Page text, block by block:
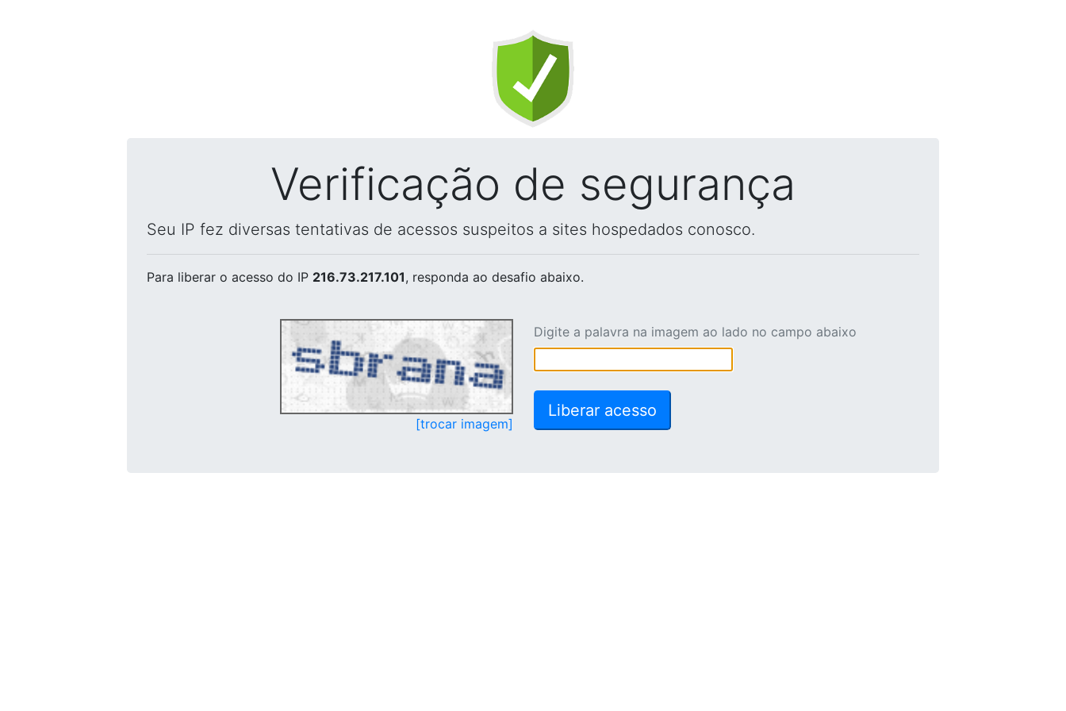
Verificação de segurança
Seu IP fez diversas tentativas de acessos suspeitos a sites hospedados conosco.
Para liberar o acesso do IP 216.73.217.101, responda ao desafio abaixo.
[trocar imagem]
Digite a palavra na imagem ao lado no campo abaixo